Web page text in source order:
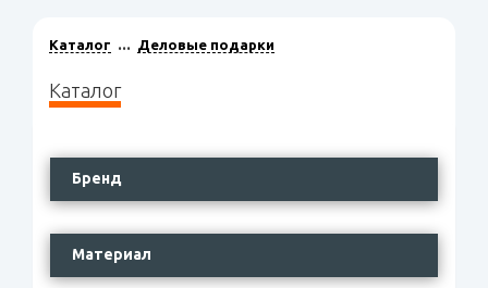
Каталог Деловые подарки
Каталог
Бренд
Материал